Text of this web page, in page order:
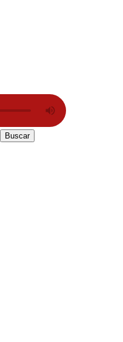
Buscar